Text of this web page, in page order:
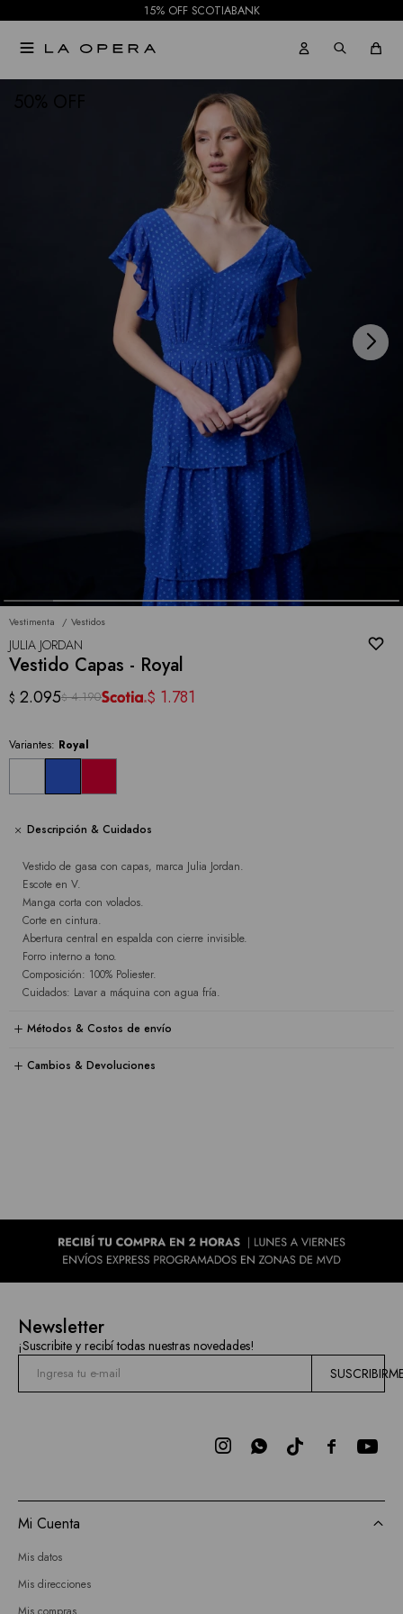
15% OFF SCOTIABANK

Vestimenta Vestidos
JULIA JORDAN
Vestido Capas - Royal
$ 2.095$ 4.190 $ 1.781
Variantes: Royal
Descripción & Cuidados
Vestido de gasa con capas, marca Julia Jordan.
Escote en V.
Manga corta con volados.
Corte en cintura.
Abertura central en espalda con cierre invisible.
Forro interno a tono.
Composición: 100% Poliester.
Cuidados: Lavar a máquina con agua fría.
Métodos & Costos de envío
Cambios & Devoluciones
NOTIFICARME
Newsletter
¡Suscribite y recibí todas nuestras novedades!

 
Mi Cuenta
Mis datos
Mis direcciones